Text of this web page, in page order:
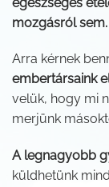
mozgásról sem.
Arra kérnek
embertársaink
velük, hogy mi
merjünk
A legnagyobb
küldhetünk